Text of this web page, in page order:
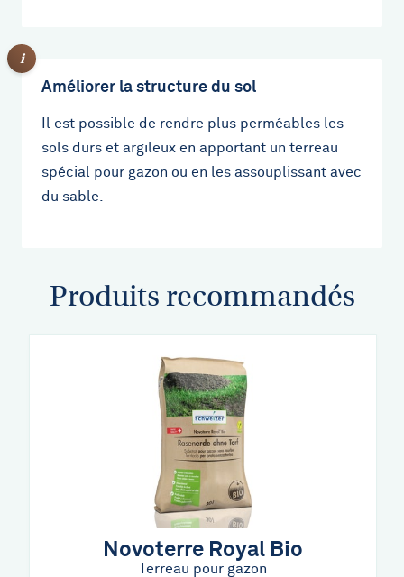
Améliorer la structure du sol
Il est possible de rendre plus perméables les
sols durs et argileux en apportant un terreau
spécial pour gazon ou en les assouplissant avec
du sable.
Produits recommandés
Novoterre Royal Bio
Terreau pour gazon